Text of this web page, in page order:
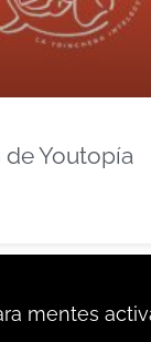
de Youtopía
mentes